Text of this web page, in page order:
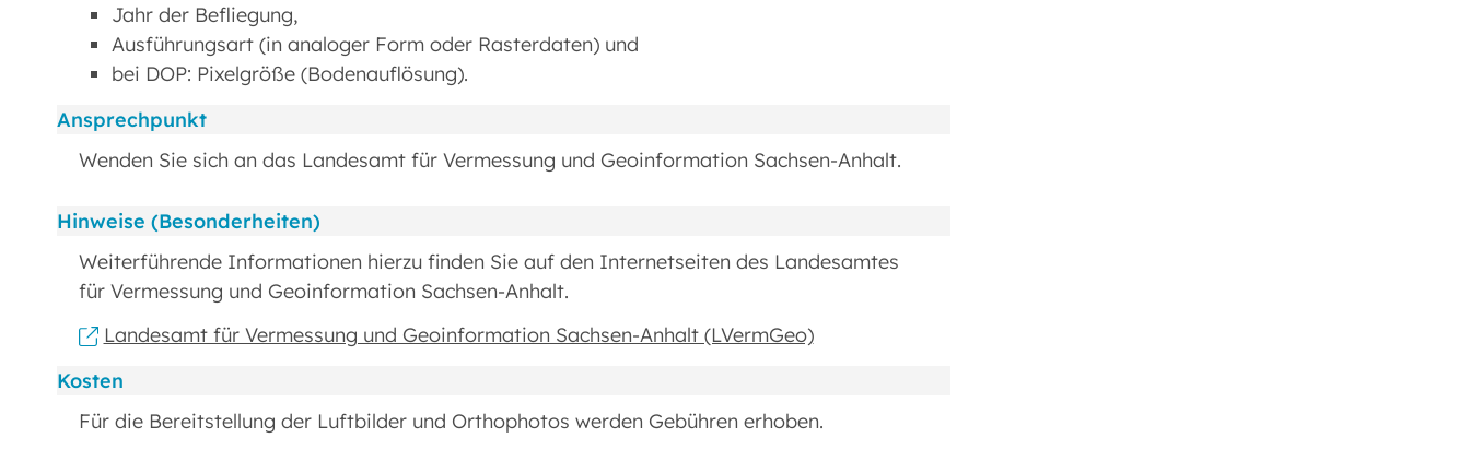
Jahr der Befliegung,
Ausführungsart (in analoger Form oder Rasterdaten) und
bei DOP: Pixelgröße (Bodenauflösung).
Ansprechpunkt
Wenden Sie sich an das Landesamt für Vermessung und Geoinformation Sachsen-Anhalt.
Hinweise (Besonderheiten)
Weiterführende Informationen hierzu finden Sie auf den Internetseiten des Landesamtes
für Vermessung und Geoinformation Sachsen-Anhalt.
Landesamt für Vermessung und Geoinformation Sachsen-Anhalt (LVermGeo)
Kosten
Für die Bereitstellung der Luftbilder und Orthophotos werden Gebühren erhoben.